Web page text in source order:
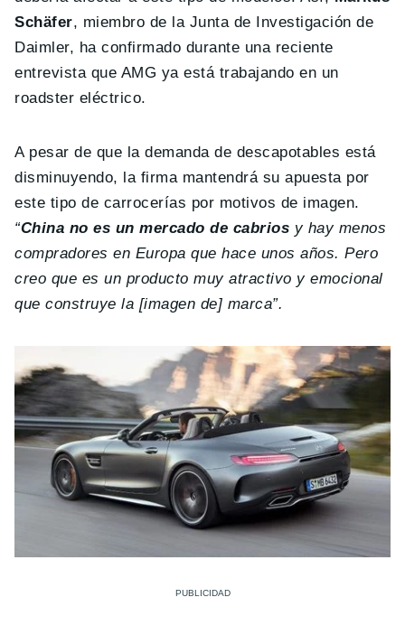
Schäfer, miembro de la Junta de Investigación de
Daimler, ha confirmado durante una reciente
entrevista que AMG ya está trabajando en un
roadster eléctrico.
A pesar de que la demanda de descapotables está
disminuyendo, la firma mantendrá su apuesta por
este tipo de carrocerías por motivos de imagen.
“China no es un mercado de cabrios y hay menos
compradores en Europa que hace unos años. Pero
creo que es un producto muy atractivo y emocional
que construye la [imagen de] marca”.